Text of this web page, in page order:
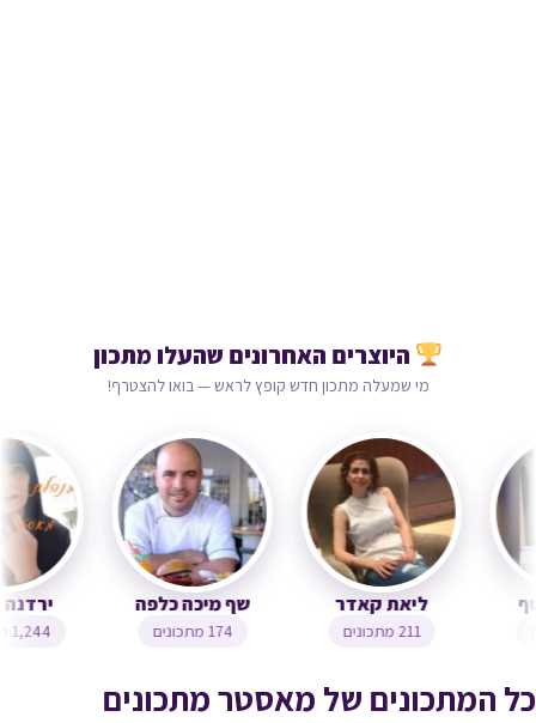
היוצרים האחרונים שהעלו מתכון
מי שמעלה מתכון חדש קופץ לראש — בואו להצטרף!
שף מיכה כלפה ליאת קאדר צופית בן יוסף
כל המתכונים של מאסטר מתכונים